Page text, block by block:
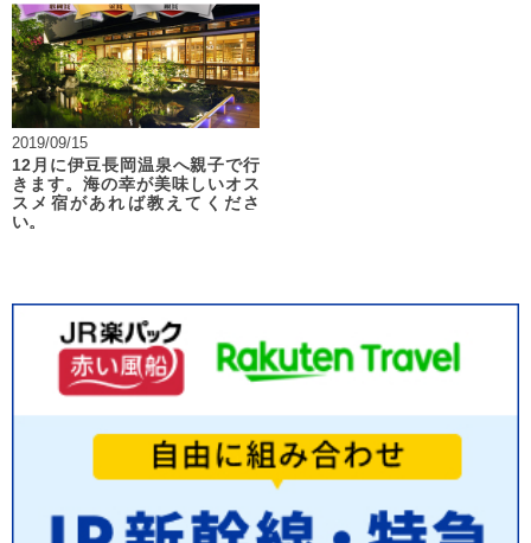
2019/09/15
12月に伊豆長岡温泉へ親子で行
きます。海の幸が美味しいオス
スメ宿があれば教えてくださ
い。